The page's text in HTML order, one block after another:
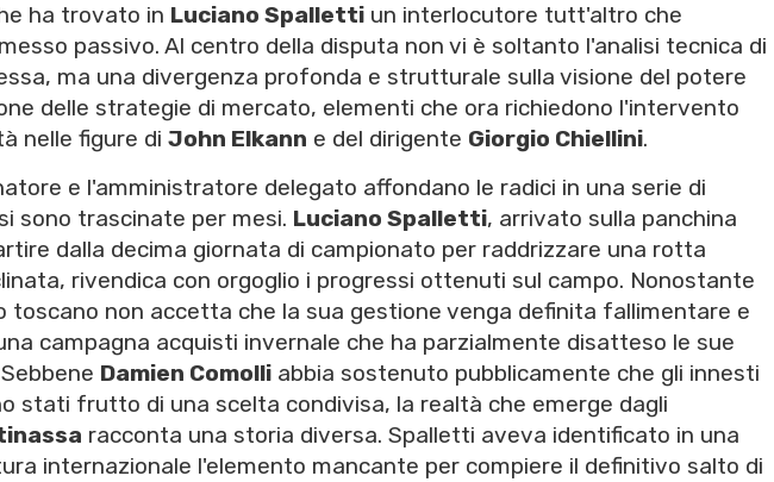
ha trovato in Luciano Spalletti un interlocutore tutt'altro che
passivo. Al centro della disputa non vi è soltanto l'analisi tecnica di
ma una divergenza profonda e strutturale sulla visione del potere
delle strategie di mercato, elementi che ora richiedono l'intervento
nelle figure di John Elkann e del dirigente Giorgio Chiellini.
e l'amministratore delegato affondano le radici in una serie di
sono trascinate per mesi. Luciano Spalletti, arrivato sulla panchina
dalla decima giornata di campionato per raddrizzare una rotta
rivendica con orgoglio i progressi ottenuti sul campo. Nonostante
toscano non accetta che la sua gestione venga definita fallimentare e
campagna acquisti invernale che ha parzialmente disatteso le sue
Damien Comolli abbia sostenuto pubblicamente che gli innesti
stati frutto di una scelta condivisa, la realtà che emerge dagli
racconta una storia diversa. Spalletti aveva identificato in una
internazionale l'elemento mancante per compiere il definitivo salto di